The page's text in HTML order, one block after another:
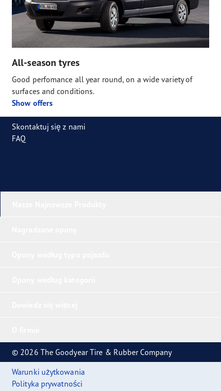
All-season tyres
Good perfomance all year round, on a wide variety of
surfaces and conditions.
Show offers
Skontaktuj się z nami
FAQ
© 2026 The Goodyear Tire & Rubber Company
Warunki użytkowania
Polityka prywatności